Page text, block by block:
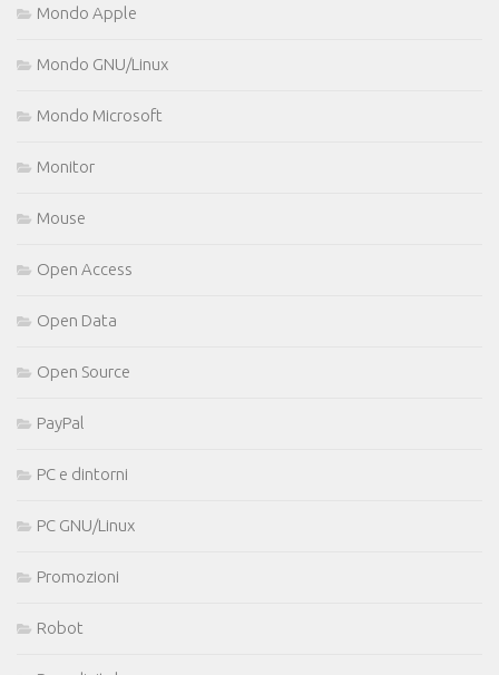
Mondo Apple
Mondo GNU/Linux
Mondo Microsoft
Monitor
Mouse
Open Access
Open Data
Open Source
PayPal
PC e dintorni
PC GNU/Linux
Promozioni
Robot